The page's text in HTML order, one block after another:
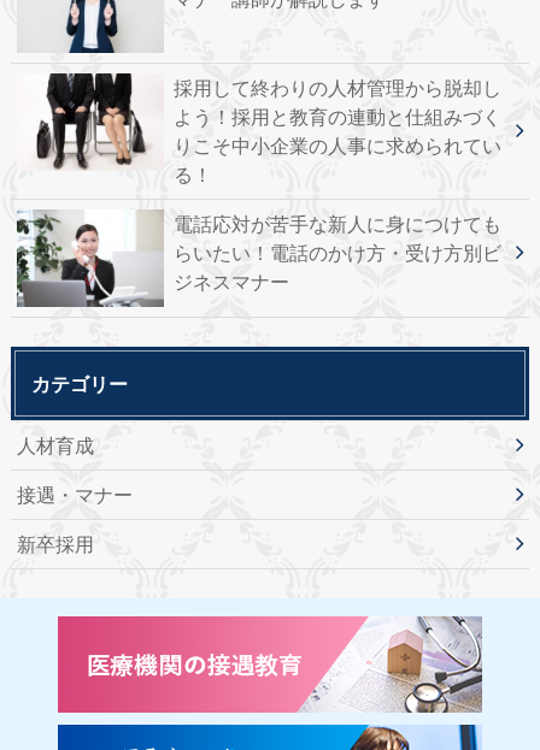
採用して終わりの人材管理から脱却し
よう！採用と教育の連動と仕組みづく
りこそ中小企業の人事に求められてい
る！
電話応対が苦手な新人に身につけても
らいたい！電話のかけ方・受け方別ビ
ジネスマナー
カテゴリー
人材育成
接遇・マナー
新卒採用